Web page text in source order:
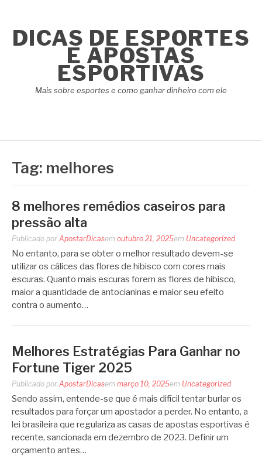
conteúdo
DICAS DE ESPORTES
E APOSTAS
ESPORTIVAS
Mais sobre esportes e como ganhar dinheiro com ele
Tag: melhores
8 melhores remédios caseiros para
pressão alta
Publicado por ApostarDicasem outubro 21, 2025em Uncategorized
No entanto, para se obter o melhor resultado devem-se
utilizar os cálices das flores de hibisco com cores mais
escuras. Quanto mais escuras forem as flores de hibisco,
maior a quantidade de antocianinas e maior seu efeito
contra o aumento…
Melhores Estratégias Para Ganhar no
Fortune Tiger 2025
Publicado por ApostarDicasem março 10, 2025em Uncategorized
Sendo assim, entende-se que é mais difícil tentar burlar os
resultados para forçar um apostador a perder. No entanto, a
lei brasileira que regulariza as casas de apostas esportivas é
recente, sancionada em dezembro de 2023. Definir um
orçamento antes…